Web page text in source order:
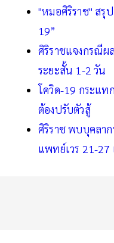
"หมอศิริราช" สรุ
19”
ศิริราชแจงกรณีผ
ระยะสั้น 1-2 วัน
โควิด-19 กระแท
ต้องปรับตัวสู้
ศิริราช พบบุคลา
แพทย์เวร 21-27